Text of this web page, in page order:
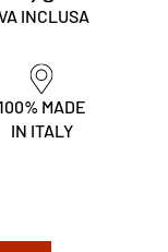
INCLUSA
MADE
IN ITALY